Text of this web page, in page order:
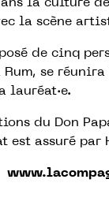
la culture
la scène
de cinq
Rum, se
lauréat·e.
du Don
est assuré par